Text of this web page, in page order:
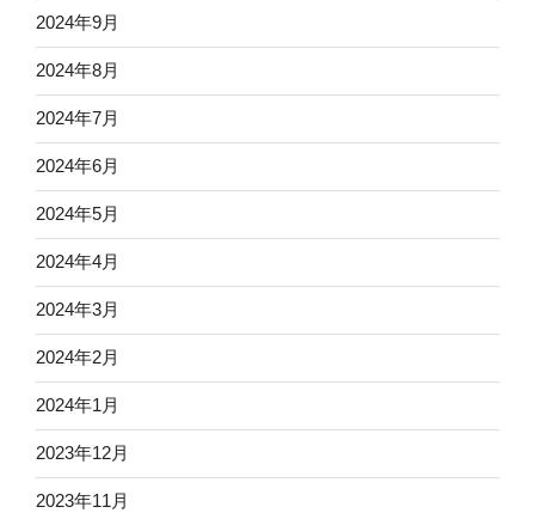
2024年9月
2024年8月
2024年7月
2024年6月
2024年5月
2024年4月
2024年3月
2024年2月
2024年1月
2023年12月
2023年11月